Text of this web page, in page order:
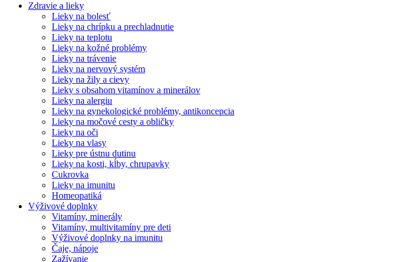
Zdravie a lieky
Lieky na bolesť
Lieky na chrípku a prechladnutie
Lieky na teplotu
Lieky na kožné problémy
Lieky na trávenie
Lieky na nervový systém
Lieky na žily a cievy
Lieky s obsahom vitamínov a minerálov
Lieky na alergiu
Lieky na gynekologické problémy, antikoncepcia
Lieky na močové cesty a obličky
Lieky na oči
Lieky na vlasy
Lieky pre ústnu dutinu
Lieky na kosti, kĺby, chrupavky
Cukrovka
Lieky na imunitu
Homeopatiká
Výživové doplnky
Vitamíny, minerály
Vitamíny, multivitamíny pre deti
Výživové doplnky na imunitu
Čaje, nápoje
Zažívanie